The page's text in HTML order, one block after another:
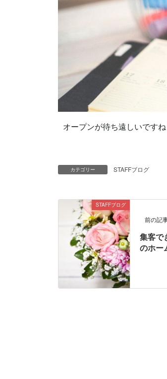
オープンが待ち遠しいです
カテゴリー STAFFブログ
STAFFブログ
前の記
集客で
のホー